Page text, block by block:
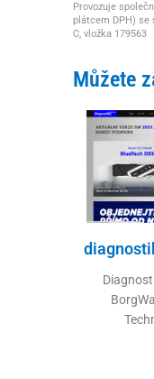
Provozuje
plátcem DPH) se
C, vložka 179563
Můžete